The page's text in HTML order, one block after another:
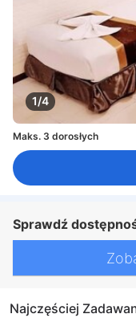
1/4
Maks. 3 dorosłych
Sprawdź
Najczęściej